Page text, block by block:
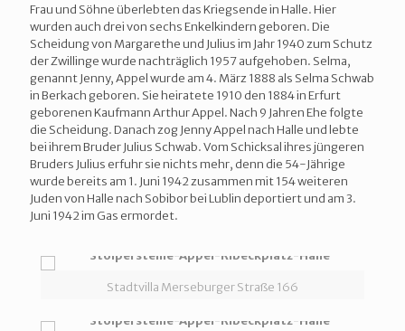
Frau und Söhne überlebten das Kriegsende in Halle. Hier
wurden auch drei von sechs Enkelkindern geboren. Die
Scheidung von Margarethe und Julius im Jahr 1940 zum Schutz
der Zwillinge wurde nachträglich 1957 aufgehoben. Selma,
genannt Jenny, Appel wurde am 4. März 1888 als Selma Schwab
in Berkach geboren. Sie heiratete 1910 den 1884 in Erfurt
geborenen Kaufmann Arthur Appel. Nach 9 Jahren Ehe folgte
die Scheidung. Danach zog Jenny Appel nach Halle und lebte
bei ihrem Bruder Julius Schwab. Vom Schicksal ihres jüngeren
Bruders Julius erfuhr sie nichts mehr, denn die 54-Jährige
wurde bereits am 1. Juni 1942 zusammen mit 154 weiteren
Juden von Halle nach Sobibor bei Lublin deportiert und am 3.
Juni 1942 im Gas ermordet.
Stadtvilla Merseburger Straße 166